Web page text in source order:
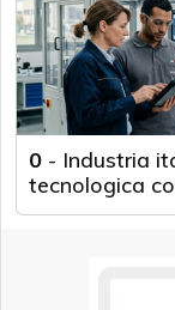
0 - Industria
tecnologica